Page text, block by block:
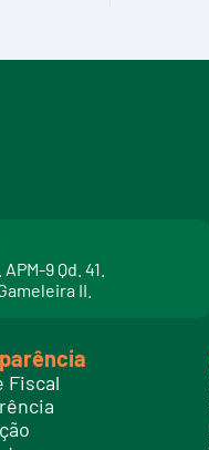
9 Qd. 41.
II.
Fiscal